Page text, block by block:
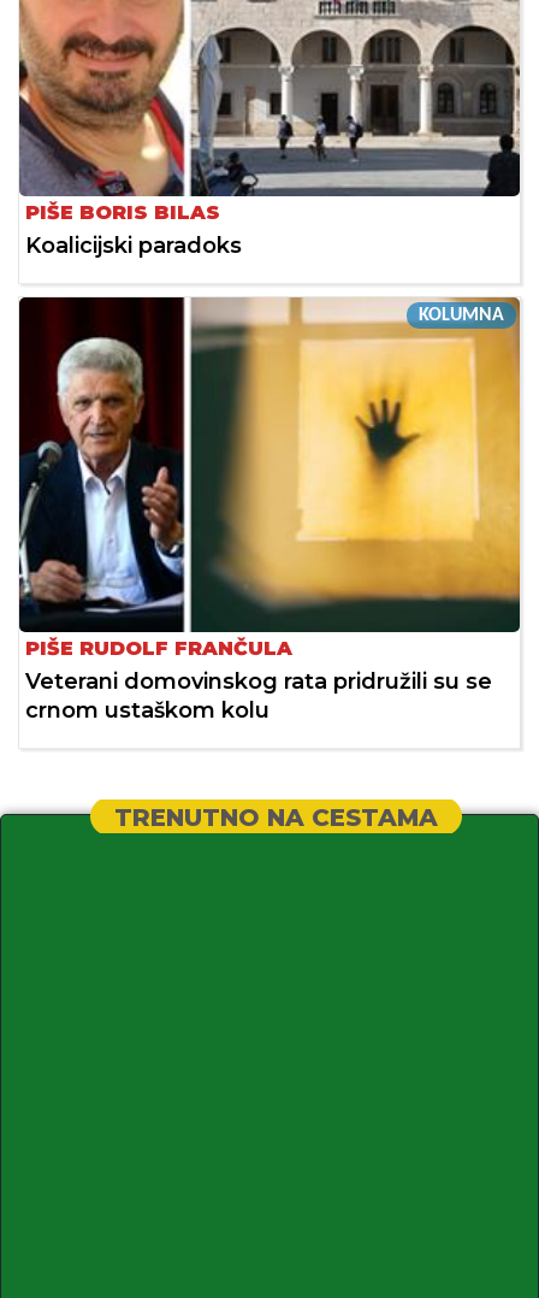
PIŠE BORIS BILAS
Koalicijski paradoks
KOLUMNA
PIŠE RUDOLF FRANČULA
Veterani domovinskog rata pridružili su se
crnom ustaškom kolu
TRENUTNO NA CESTAMA